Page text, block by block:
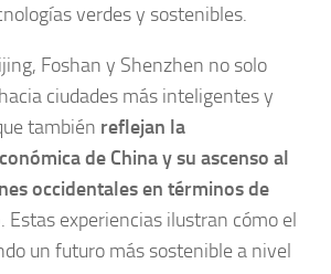
verdes y sostenibles.
Foshan y Shenzhen no solo
ciudades más inteligentes y
también reflejan la
de China y su ascenso al
occidentales en términos de
. Estas experiencias ilustran cómo el
un futuro más sostenible a nivel